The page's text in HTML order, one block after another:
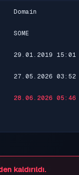
Domain
SOME
29.01.2019 15:01
27.05.2026 03:52
28.06.2026 05:46
kaldırıldı.